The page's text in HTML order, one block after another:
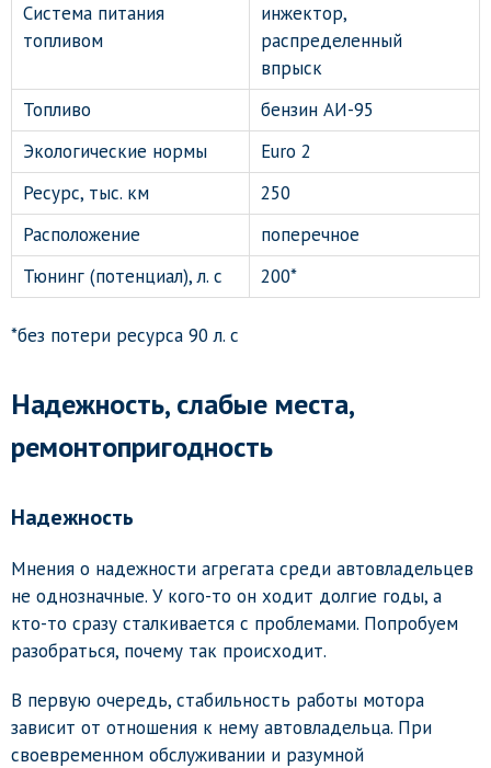
Система питания
топливом
инжектор,
распределенный
впрыск
Топливо
бензин АИ-95
Экологические нормы
Euro 2
Ресурс, тыс. км
250
Расположение
поперечное
Тюнинг (потенциал), л. с
200*
*без потери ресурса 90 л. с
Надежность, слабые места,
ремонтопригодность
Надежность
Мнения о надежности агрегата среди автовладельцев
не однозначные. У кого-то он ходит долгие годы, а
кто-то сразу сталкивается с проблемами. Попробуем
разобраться, почему так происходит.
В первую очередь, стабильность работы мотора
зависит от отношения к нему автовладельца. При
своевременном обслуживании и разумной